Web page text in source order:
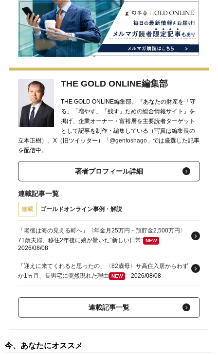
THE GOLD ONLINE編集部
THE GOLD ONLINE編集部。『あなたの財産を「守
る」「増やす」「残す」ための総合情報サイト』を
掲げ、企業オーナー・富裕層を主要読者ターゲット
として記事を制作・編集している（写真は編集長の
立本正樹）。X（旧ツイッター）
「@gentoshago」 では厳選した記事
を配信中。
著者プロフィール詳細
連載記事一覧
連載 ゴールドオンライン事例・解説
「老後は海の見える町へ」〈年金月25万円・預貯金2,500万円〉
71歳夫婦、移住2年後に娘が驚いた“新しい日常” NEW
2026/08/08
「迎えに来てくれると思ったの」〈82歳母〉サ高住入居からわず
か1ヵ月、長男宅に突然現れた理由 NEW 2026/08/08
「今年も全部お願いね」娘夫婦から届いた連絡…〈年金月27万
円・貯蓄2,600万円〉60代夫婦が夏休みを恐れる理由
歳父の落胆。〈年金16万円〉〈資産1,700万円〉真面目な父が、
孤独の中で失った「40万円と自尊心」
連載記事一覧
今、あなたにオススメ